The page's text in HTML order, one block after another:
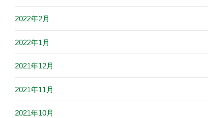
2022年2月
2022年1月
2021年12月
2021年11月
2021年10月